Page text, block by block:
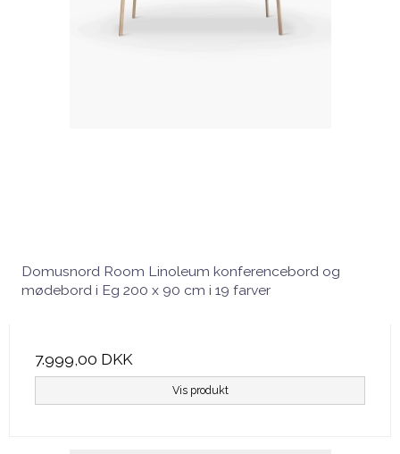
Domusnord Room Linoleum konferencebord og
mødebord i Eg 200 x 90 cm i 19 farver
7.999,00 DKK
Vis produkt